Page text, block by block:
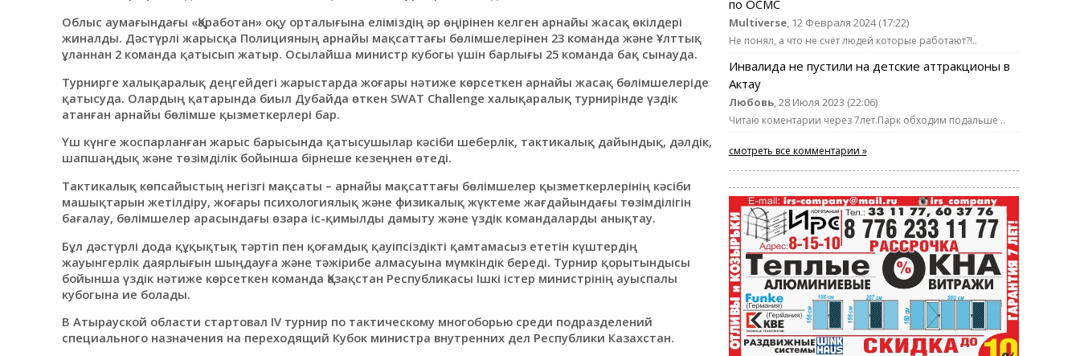
Облыс аумағындағы «Қаработан» оқу орталығына еліміздің әр өңірінен келген арнайы жасақ өкілдері
жиналды. Дәстүрлі жарысқа Полицияның арнайы мақсаттағы бөлімшелерінен 23 команда және Ұлттық
ұланнан 2 команда қатысып жатыр. Осылайша министр кубогы үшін барлығы 25 команда бақ сынауда.
Турнирге халықаралық деңгейдегі жарыстарда жоғары нәтиже көрсеткен арнайы жасақ бөлімшелеріде
қатысуда. Олардың қатарында биыл Дубайда өткен SWAT Challenge халықаралық турнирінде үздік
атанған арнайы бөлімше қызметкерлері бар.
Үш күнге жоспарланған жарыс барысында қатысушылар кәсіби шеберлік, тактикалық дайындық, дәлдік,
шапшаңдық және төзімділік бойынша бірнеше кезеңнен өтеді.
Тактикалық көпсайыстың негізгі мақсаты – арнайы мақсаттағы бөлімшелер қызметкерлерінің кәсіби
машықтарын жетілдіру, жоғары психологиялық және физикалық жүктеме жағдайындағы төзімділігін
бағалау, бөлімшелер арасындағы өзара іс-қимылды дамыту және үздік командаларды анықтау.
Бұл дәстүрлі дода құқықтық тәртіп пен қоғамдық қауіпсіздікті қамтамасыз ететін күштердің
жауынгерлік даярлығын шыңдауға және тәжірибе алмасуына мүмкіндік береді. Турнир қорытындысы
бойынша үздік нәтиже көрсеткен команда Қазақстан Республикасы Ішкі істер министрінің ауыспалы
кубогына ие болады.
В Атырауской области стартовал IV турнир по тактическому многоборью среди подразделений
специального назначения на переходящий Кубок министра внутренних дел Республики Казахстан.
по ОСМС
Multiverse, 12 Февраля 2024 (17:22)
Не понял, а что не счёт людей которые работают?!..
Инвалида не пустили на детские аттракционы в
Актау
Любовь, 28 Июля 2023 (22:06)
Читаю коментарии через 7лет.Парк обходим подальше ..
смотреть все комментарии »